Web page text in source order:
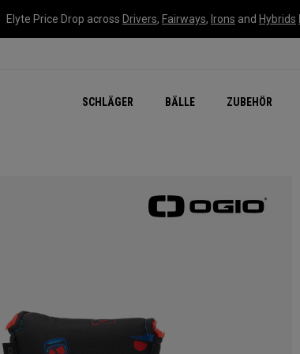
Elyte Price Drop across Drivers, Fairways, Irons and Hybrids
SCHLÄGER BÄLLE ZUBEHÖR